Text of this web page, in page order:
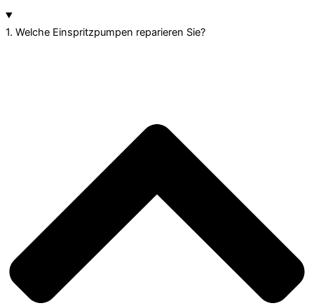
1. Welche Einspritzpumpen reparieren Sie?